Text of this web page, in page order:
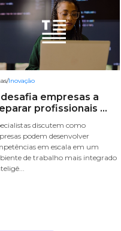
/Inovação
desafia empresas a
profissionais ...
discutem como
podem desenvolver
em escala em um
de trabalho mais integrado